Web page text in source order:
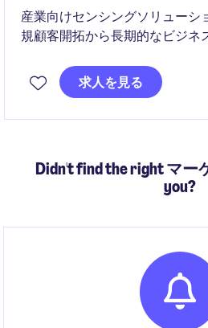
産業向けセンシングソリューシ
規顧客開拓から長期的なビジネ
の戦略的な関係構築を通じて事
ションです。
求人を見る
Didn't find the right マー
you?